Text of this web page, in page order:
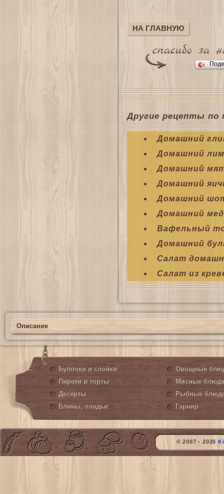
НА ГЛАВНУЮ
Другие рецепты по
Домашний
Домашний
Домашний
Домашний
Домашний
Домашний
Вафельный
Домашний
Салат
Салат из
Описание
Булочки и слойки
Пироги и торты
Десерты
Блины, оладьи
Овощные
Мясные блюда
Рыбные
Гарнир
© 2007 - 2026